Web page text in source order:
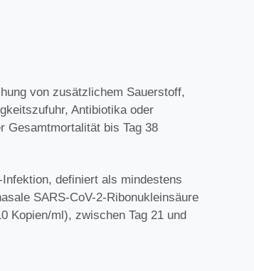
von zusätzlichem Sauerstoff,
Antibiotika oder
Gesamtmortalität bis Tag 38
definiert als mindestens
SARS-CoV-2-Ribonukleinsäure
Kopien/ml), zwischen Tag 21 und